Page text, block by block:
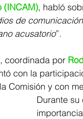
(INCAM), habló
de
acusatorio”.
coordinada por
con la
Comisión y con
Durante su